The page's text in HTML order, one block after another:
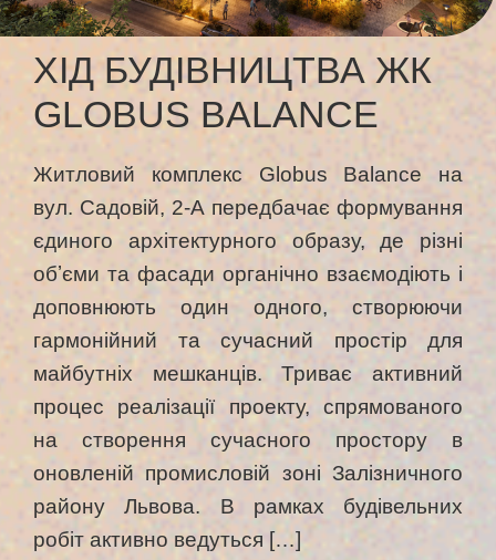
ХІД БУДІВНИЦТВА ЖК
GLOBUS BALANCE
Житловий комплекс Globus Balance на
вул. Садовій, 2-А передбачає формування
єдиного архітектурного образу, де різні
обʼєми та фасади органічно взаємодіють і
доповнюють один одного, створюючи
гармонійний та сучасний простір для
майбутніх мешканців. Триває активний
процес реалізації проекту, спрямованого
на створення сучасного простору в
оновленій промисловій зоні Залізничного
району Львова. В рамках будівельних
робіт активно ведуться […]